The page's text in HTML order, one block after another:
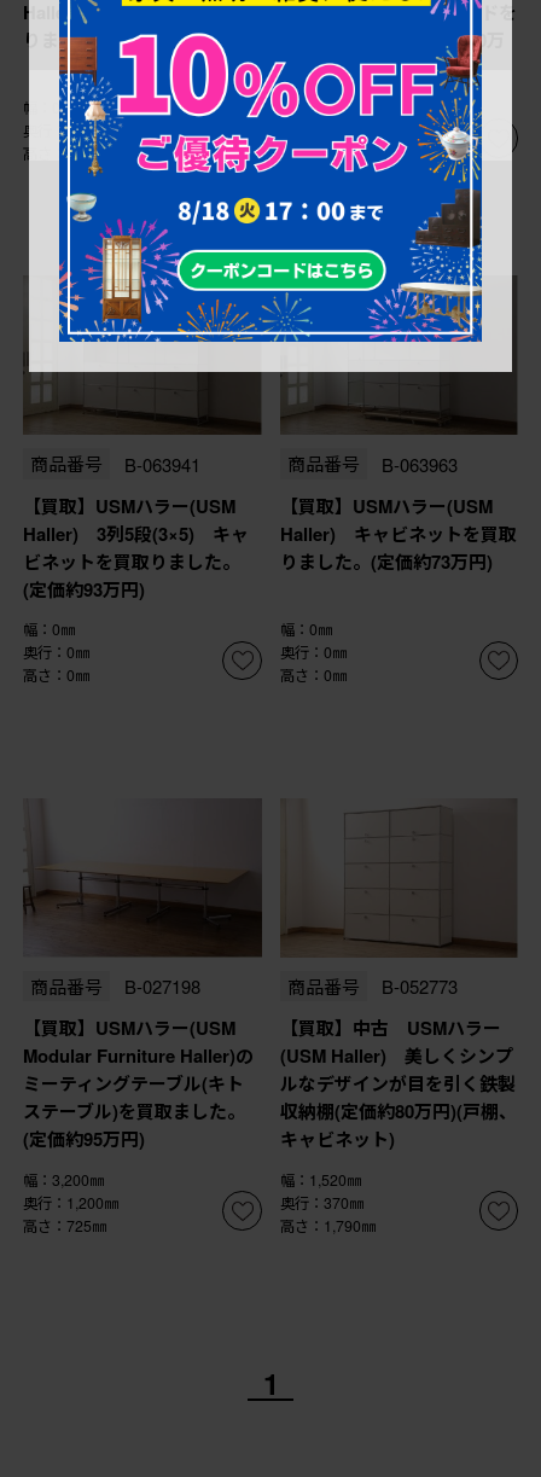
Haller) キャビネットを買取
りました。(定価約21万円)
幅：0㎜
奥行：0㎜
高さ：0㎜
Haller) 鉄製サイドボードを
買取りました。(定価約10万
円)
幅：0㎜
奥行：0㎜
高さ：0㎜
商品番号 B-063941
【買取】USMハラー(USM
Haller) 3列5段(3×5) キャ
ビネットを買取りました。
(定価約93万円)
幅：0㎜
奥行：0㎜
高さ：0㎜
商品番号 B-063963
【買取】USMハラー(USM
Haller) キャビネットを買取
りました。(定価約73万円)
幅：0㎜
奥行：0㎜
高さ：0㎜
商品番号 B-027198
【買取】USMハラー(USM
Modular Furniture Haller)の
ミーティングテーブル(キト
ステーブル)を買取ました。
(定価約95万円)
幅：3,200㎜
奥行：1,200㎜
高さ：725㎜
商品番号 B-052773
【買取】中古 USMハラー
(USM Haller) 美しくシンプ
ルなデザインが目を引く鉄製
収納棚(定価約80万円)(戸棚、
キャビネット)
幅：1,520㎜
奥行：370㎜
高さ：1,790㎜
1